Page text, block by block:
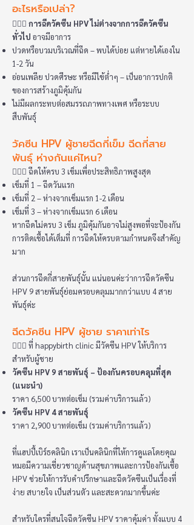
อะไรหรือเปล่า?
👩🏻‍⚕️ การฉีดวัคซีน HPV ไม่ต่างจากการฉีดวัคซีน
ทั่วไป อาจมีอาการ
ปวดหรือบวมบริเวณที่ฉีด – พบได้บ่อย แต่หายได้เองใน
1-2 วัน
อ่อนเพลีย ปวดศีรษะ หรือมีไข้ต่ำๆ – เป็นอาการปกติ
ของการสร้างภูมิคุ้มกัน
ไม่มีผลกระทบต่อสมรรถภาพทางเพศ หรือระบบ
สืบพันธุ์
วัคซีน HPV ผู้ชายฉีดกี่เข็ม ฉีดกี่สาย
พันธุ์ ห่างกันแค่ไหน?
👩🏻‍⚕️ ฉีดให้ครบ 3 เข็มเพื่อประสิทธิภาพสูงสุด
เข็มที่ 1 – ฉีดวันแรก
เข็มที่ 2 – ห่างจากเข็มแรก 1-2 เดือน
เข็มที่ 3 – ห่างจากเข็มแรก 6 เดือน
หากฉีดไม่ครบ 3 เข็ม ภูมิคุ้มกันอาจไม่สูงพอที่จะป้องกัน
การติดเชื้อได้เต็มที่ การฉีดให้ครบตามกำหนดจึงสำคัญ
มาก
ส่วนการฉีดกี่สายพันธุ์นั้น แน่นอนค่ะว่าการฉีดวัคซีน
HPV 9 สายพันธุ์ย่อมครอบคลุมมากกว่าแบบ 4 สาย
พันธุ์ค่ะ
ฉีดวัคซีน HPV ผู้ชาย ราคาเท่าไร
👩🏻‍⚕️ ที่ happybirth clinic มีวัคซีน HPV ให้บริการ
สำหรับผู้ชาย
วัคซีน HPV 9 สายพันธุ์ – ป้องกันครอบคลุมที่สุด
(แนะนำ)
ราคา 6,500 บาทต่อเข็ม (รวมค่าบริการแล้ว)
วัคซีน HPV 4 สายพันธุ์
ราคา 2,900 บาทต่อเข็ม (รวมค่าบริการแล้ว)
ที่แฮปปี้เบิร์ธคลินิก เราเป็นคลินิกที่ให้การดูแลโดยคุณ
หมอมีความเชี่ยวชาญด้านสุขภาพและการป้องกันเชื้อ
HPV ช่วยให้การรับคำปรึกษาและฉีดวัคซีนเป็นเรื่องที่
ง่าย สบายใจ เป็นส่วนตัว และสะดวกมากขึ้นค่ะ
สำหรับใครที่สนใจฉีดวัคซีน HPV ราคาคุ้มค่า ทั้งแบบ 4